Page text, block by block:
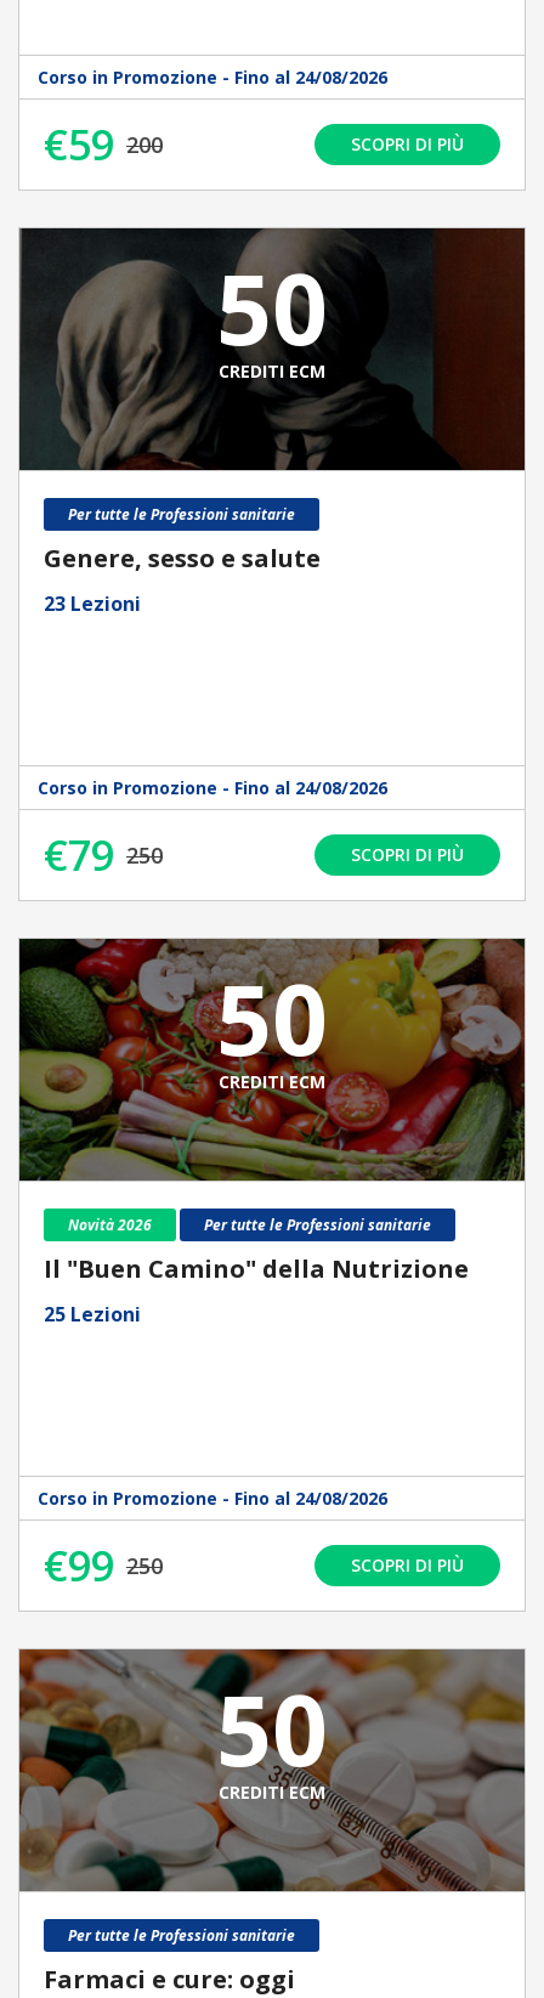
Corso in Promozione - Fino al 24/08/2026
€59 200 SCOPRI DI PIÙ
50
CREDITI ECM
Per tutte le Professioni sanitarie
Genere, sesso e salute
23 Lezioni
Corso in Promozione - Fino al 24/08/2026
€79 250 SCOPRI DI PIÙ
50
CREDITI ECM
Novità 2026 Per tutte le Professioni sanitarie
Il "Buen Camino" della Nutrizione
25 Lezioni
Corso in Promozione - Fino al 24/08/2026
€99 250 SCOPRI DI PIÙ
50
CREDITI ECM
Per tutte le Professioni sanitarie
Farmaci e cure: oggi